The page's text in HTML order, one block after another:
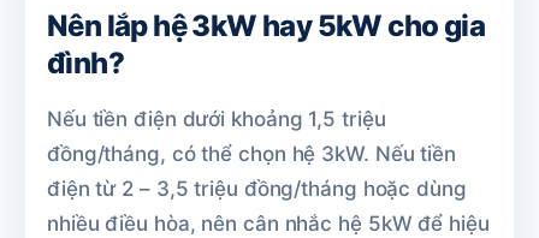
Nên lắp hệ 3kW hay 5kW cho gia
đình?
Nếu tiền điện dưới khoảng 1,5 triệu
đồng/tháng, có thể chọn hệ 3kW. Nếu tiền
điện từ 2 – 3,5 triệu đồng/tháng hoặc dùng
nhiều điều hòa, nên cân nhắc hệ 5kW để hiệu